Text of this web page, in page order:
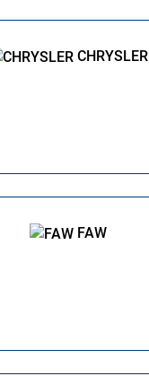
CHRYSLER
FAW